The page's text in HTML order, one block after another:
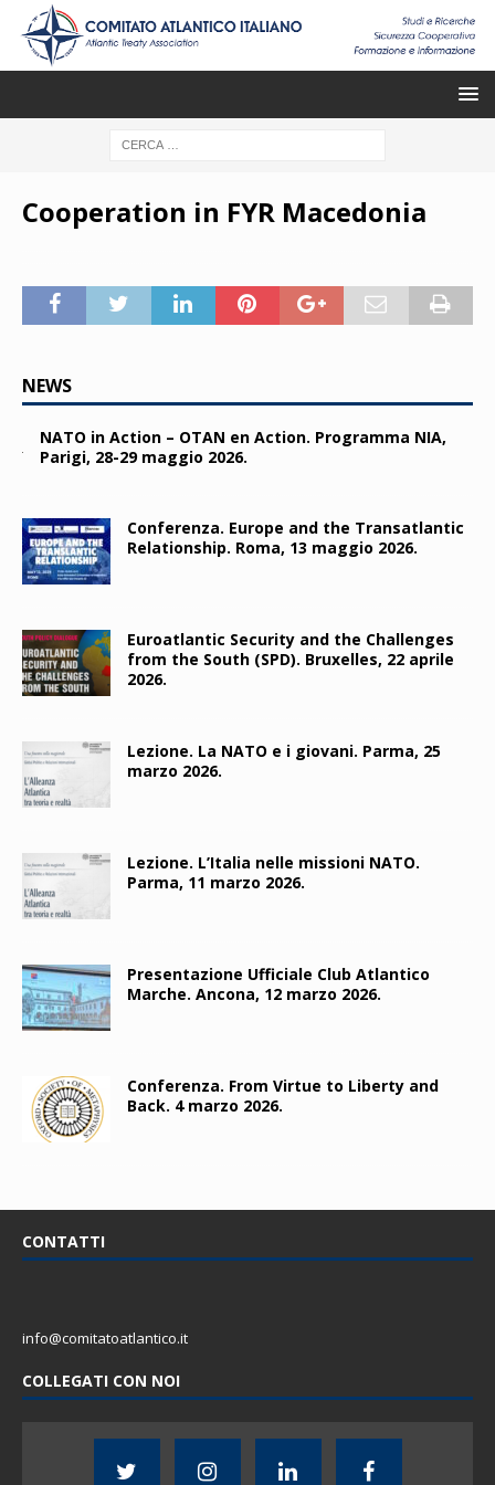
Cooperation in FYR Macedonia
NEWS
NATO in Action – OTAN en Action. Programma NIA,
Parigi, 28-29 maggio 2026.
Conferenza. Europe and the Transatlantic
Relationship. Roma, 13 maggio 2026.
Euroatlantic Security and the Challenges
from the South (SPD). Bruxelles, 22 aprile
2026.
Lezione. La NATO e i giovani. Parma, 25
marzo 2026.
Lezione. L’Italia nelle missioni NATO.
Parma, 11 marzo 2026.
Presentazione Ufficiale Club Atlantico
Marche. Ancona, 12 marzo 2026.
Conferenza. From Virtue to Liberty and
Back. 4 marzo 2026.
CONTATTI
info@comitatoatlantico.it
COLLEGATI CON NOI